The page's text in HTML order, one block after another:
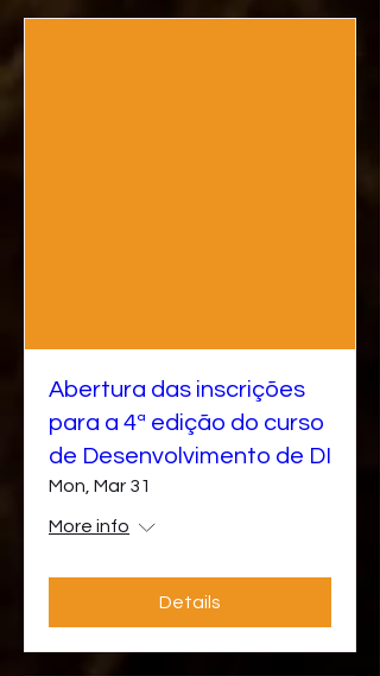
Abertura das inscrições
para a 4ª edição do curso
de Desenvolvimento de DI
Mon, Mar 31
More info
Details